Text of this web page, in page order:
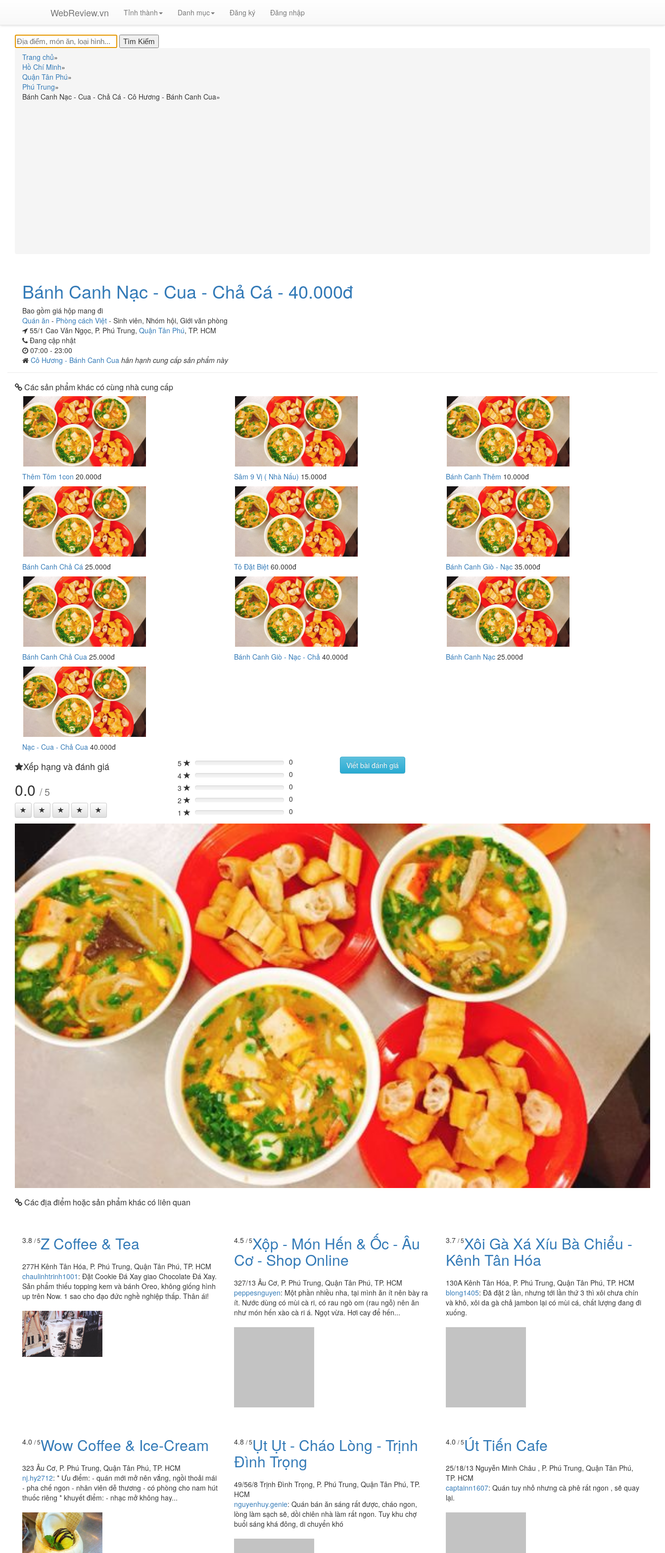
WebReview.vn Tỉnh thành Danh mục Đăng ký Đăng nhập
Trang chủ»
Hồ Chí Minh»
Quận Tân Phú»
Phú Trung»
Bánh Canh Nạc - Cua - Chả Cá - Cô Hương - Bánh Canh Cua»
Bánh Canh Nạc - Cua - Chả Cá - 40.000đ
Bao gồm giá hộp mang đi
Quán ăn - Phòng cách Việt - Sinh viên, Nhóm hội, Giới văn phòng
55/1 Cao Văn Ngọc, P. Phú Trung, Quận Tân Phú, TP. HCM
Đang cập nhật
07:00 - 23:00
Cô Hương - Bánh Canh Cua hân hạnh cung cấp sản phẩm này
Các sản phẩm khác có cùng nhà cung cấp
Thêm Tôm 1con 20.000đ Sâm 9 Vị ( Nhà Nấu) 15.000đ Bánh Canh Thêm 10.000đ
Bánh Canh Chả Cá 25.000đ Tô Đặt Biệt 60.000đ Bánh Canh Giò - Nạc 35.000đ
Bánh Canh Chả Cua 25.000đ Bánh Canh Giò - Nạc - Chả 40.000đ Bánh Canh Nạc 25.000đ
Nạc - Cua - Chả Cua 40.000đ
Xếp hạng và đánh giá
0.0 / 5
5 0%
0
4
0%
0
3
0%
0
2
0%
0
1
0% 0
Viết bài đánh giá
Các địa điểm hoặc sản phẩm khác có liên quan
3.8 / 5Z Coffee & Tea
277H Kênh Tân Hóa, P. Phú Trung, Quận Tân Phú, TP. HCM
chaulinhtrinh1001 : Đặt Cookie Đá Xay giao Chocolate Đá Xay.
Sản phẩm thiếu topping kem và bánh Oreo, không giống hình
up trên Now. 1 sao cho đạo đức nghề nghiệp thấp. Thân ái!
4.5 / 5Xộp - Món Hến & Ốc - Âu
Cơ - Shop Online
327/13 Âu Cơ, P. Phú Trung, Quận Tân Phú, TP. HCM
peppesnguyen: Một phần nhiều nha, tại mình ăn ít nên bày ra
ít. Nước dùng có mùi cà ri, có rau ngò om (rau ngỗ) nên ăn
như món hến xào cà ri á. Ngọt vừa. Hơi cay để hến...
3.7 / 5Xôi Gà Xá Xíu Bà Chiểu -
Kênh Tân Hóa
130A Kênh Tân Hóa, P. Phú Trung, Quận Tân Phú, TP. HCM
blong1405: Đã đặt 2 lần, nhưng tới lần thứ 3 thì xôi chưa chín
và khô, xôi da gà chả jambon lại có mùi cá, chất lượng đang đi
xuống.
thuốc riêng * khuyết điểm: - nhạc mở không hay...
Đình Trọng
HCM
nguyenhuy.genie
Quán bán ăn sáng rất được, cháo ngon,
lòng làm sạch sẽ, dồi chiên nhà làm rất ngon. Tuy khu chợ
buổi sáng khá đông, di chuyển khó
captainn1607
Quán tuy nhỏ nhưng cà phê rất ngon , sẽ quay
lại.